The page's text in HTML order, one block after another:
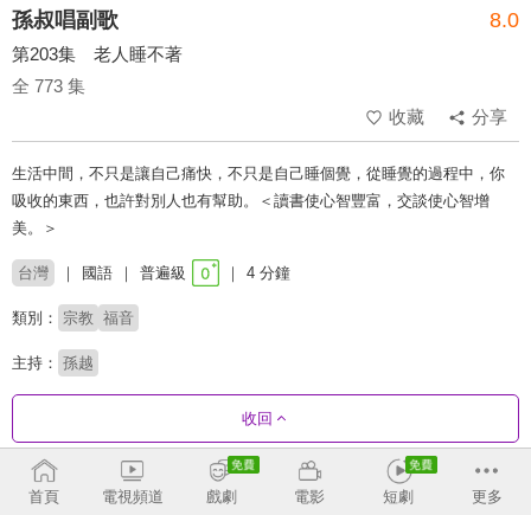
孫叔唱副歌 8.0
第203集 老人睡不著
全 773 集
收藏
分享
生活中間，不只是讓自己痛快，不只是自己睡個覺，從睡覺的過程中，你
吸收的東西，也許對別人也有幫助。＜讀書使心智豐富，交談使心智增
美。＞
台灣 國語 普遍級 4 分鐘
類別： 宗教 福音
主持： 孫越
收回
劇集列表 收合
首頁 電視頻道 戲劇 電影 短劇 更多